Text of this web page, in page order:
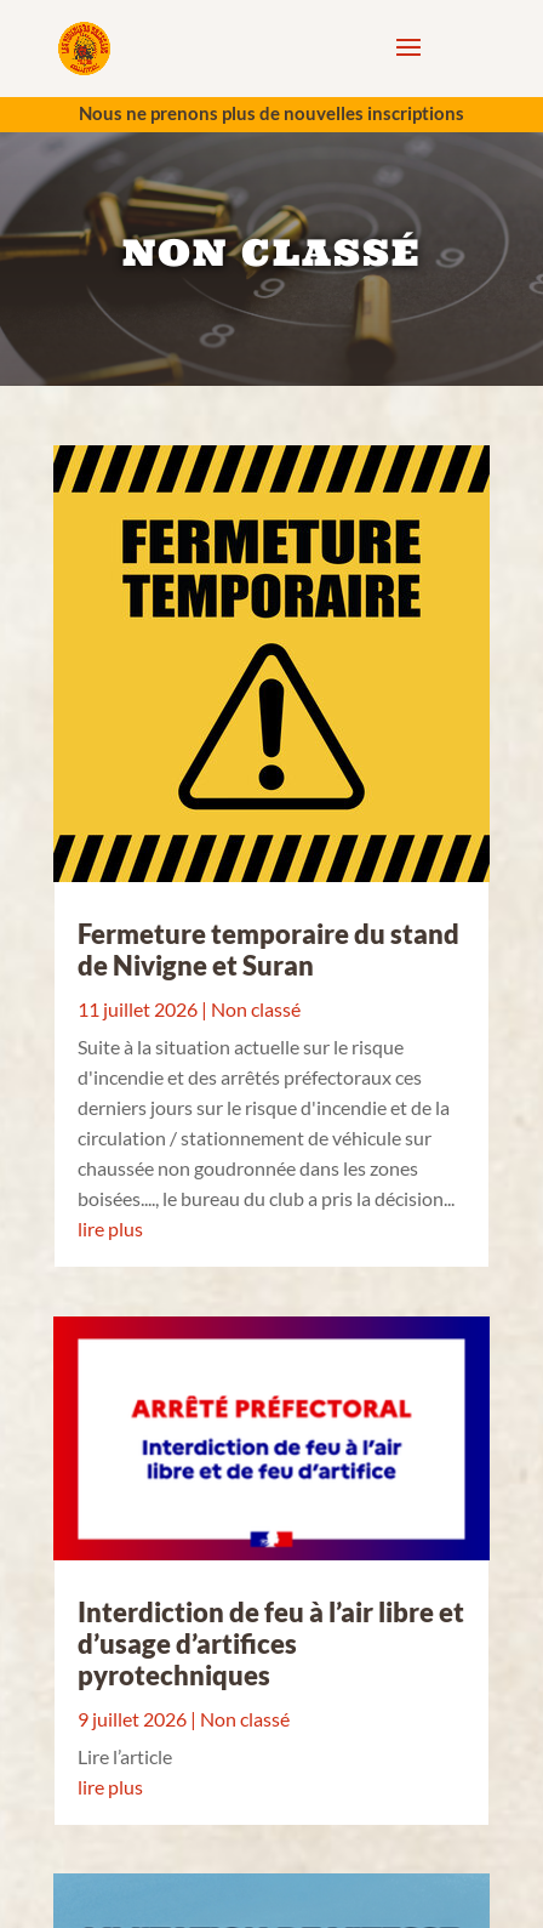
Nous ne prenons plus de nouvelles inscriptions
NON CLASSÉ
Fermeture temporaire du stand
de Nivigne et Suran
11 juillet 2026| Non classé
Suite à la situation actuelle sur le risque
d'incendie et des arrêtés préfectoraux ces
derniers jours sur le risque d'incendie et de la
circulation / stationnement de véhicule sur
chaussée non goudronnée dans les zones
boisées...., le bureau du club a pris la décision...
lire plus
Interdiction de feu à l’air libre et
d’usage d’artifices
pyrotechniques
9 juillet 2026| Non classé
Lire l’article
lire plus